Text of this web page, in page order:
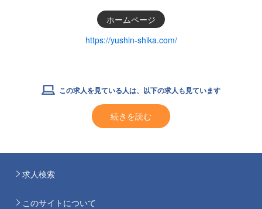
ホームページ
https://yushin-shika.com/
この求人を見ている人は、以下の求人も見ています
続きを読む
求人検索
このサイトについて